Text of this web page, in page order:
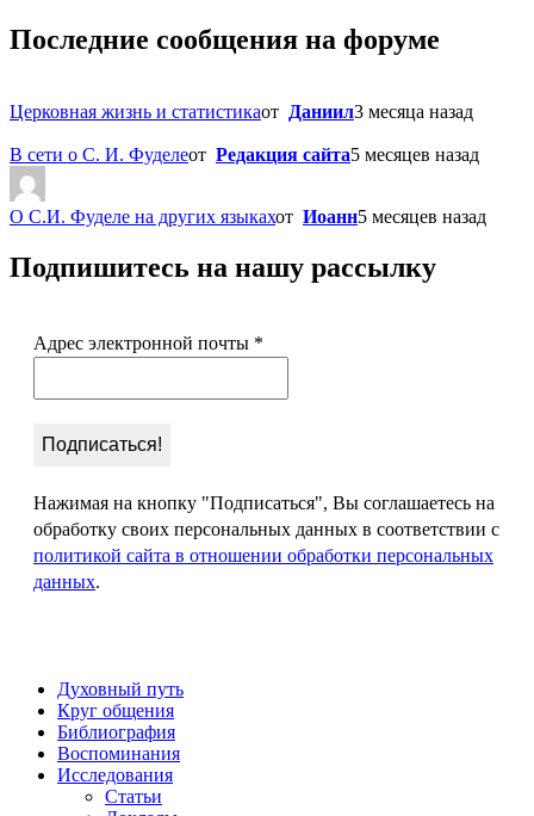
Последние сообщения на форуме
Церковная жизнь и статистикаот Даниил3 месяца назад
В сети о С. И. Фуделеот Редакция сайта5 месяцев назад
О С.И. Фуделе на других языкахот Иоанн5 месяцев назад
Подпишитесь на нашу рассылку
Адрес электронной почты *
Нажимая на кнопку "Подписаться", Вы соглашаетесь на
обработку своих персональных данных в соответствии с
политикой сайта в отношении обработки персональных
данных.
Духовный путь
Круг общения
Библиография
Воспоминания
Исследования
Статьи